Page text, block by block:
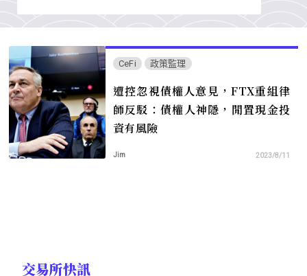
CeFi 政策監理
遭控忽視債權人意見，FTX重組律
師反駁：債權人神隱，閒置現金投
資有風險
Jim 2023/8/11
交易所快訊